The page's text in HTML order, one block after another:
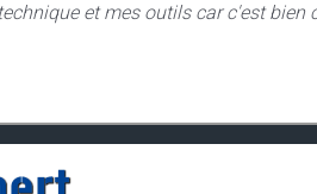
et mes outils car c'est bien